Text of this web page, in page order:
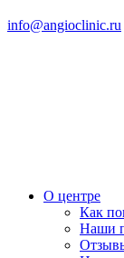
info@angioclinic.ru
О центре
Как
Наши